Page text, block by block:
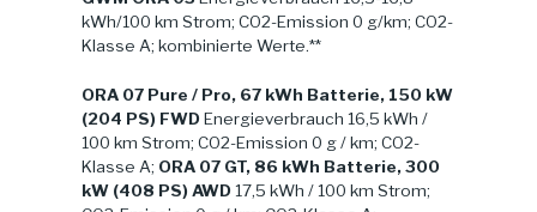
kWh/100 km Strom; CO2-Emission 0 g/km; CO2-
Klasse A; kombinierte Werte.**
ORA 07 Pure / Pro, 67 kWh Batterie, 150 kW
(204 PS) FWD Energieverbrauch 16,5 kWh /
100 km Strom; CO2-Emission 0 g / km; CO2-
Klasse A; ORA 07 GT, 86 kWh Batterie, 300
kW (408 PS) AWD 17,5 kWh / 100 km Strom;